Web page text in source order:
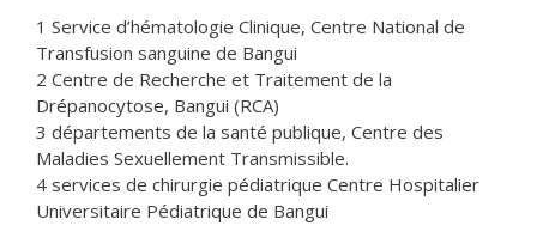
1 Service d’hématologie Clinique, Centre National de
Transfusion sanguine de Bangui
2 Centre de Recherche et Traitement de la
Drépanocytose, Bangui (RCA)
3 départements de la santé publique, Centre des
Maladies Sexuellement Transmissible.
4 services de chirurgie pédiatrique Centre Hospitalier
Universitaire Pédiatrique de Bangui